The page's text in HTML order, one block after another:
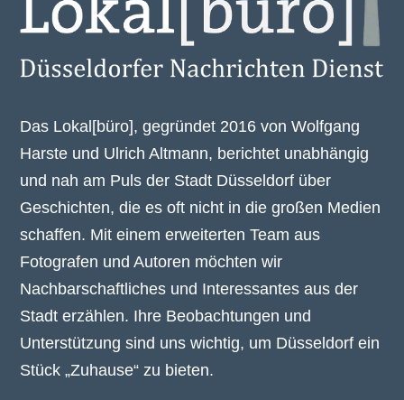
Das Lokal[büro], gegründet 2016 von Wolfgang
Harste und Ulrich Altmann, berichtet unabhängig
und nah am Puls der Stadt Düsseldorf über
Geschichten, die es oft nicht in die großen Medien
schaffen. Mit einem erweiterten Team aus
Fotografen und Autoren möchten wir
Nachbarschaftliches und Interessantes aus der
Stadt erzählen. Ihre Beobachtungen und
Unterstützung sind uns wichtig, um Düsseldorf ein
Stück „Zuhause“ zu bieten.